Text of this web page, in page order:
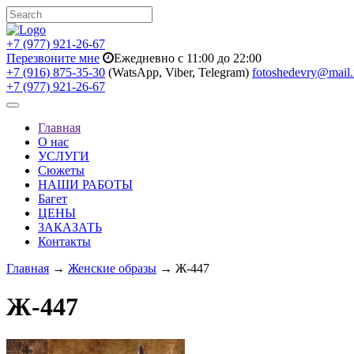
+7 (977) 921-26-67
Перезвоните мне
Ежедневно с 11:00 до 22:00
+7 (916) 875-35-30 (WatsApp, Viber, Telegram)
+7 (977) 921-26-67
Toggle
navigationГлавная
О нас
УСЛУГИ
Сюжеты
НАШИ РАБОТЫ
Багет
ЦЕНЫ
ЗАКАЗАТЬ
Контакты
Главная → Женские образы → Ж-447
Ж-447